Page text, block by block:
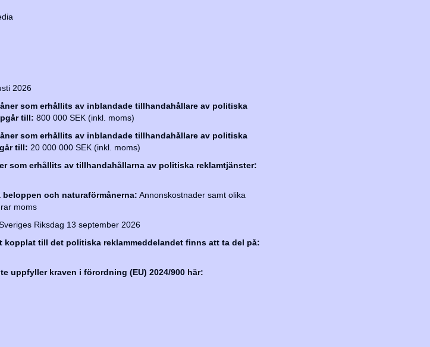
2026
som erhållits av inblandade tillhandahållare av politiska
till: 800 000 SEK (inkl. moms)
som erhållits av inblandade tillhandahållare av politiska
till: 20 000 000 SEK (inkl. moms)
som erhållits av tillhandahållarna av politiska reklamtjänster:
och naturaförmånerna: Annonskostnader samt olika
moms
Riksdag 13 september 2026
till det politiska reklammeddelandet finns att ta del på:
uppfyller kraven i förordning (EU) 2024/900 här: